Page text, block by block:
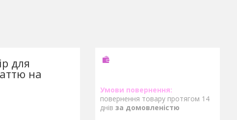
для
на
повернення товару протягом 14
днів за домовленістю